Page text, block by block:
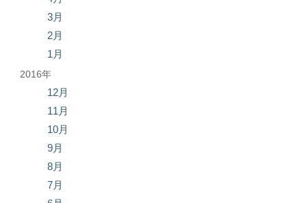
3月
2月
1月
2016年
12月
11月
10月
9月
8月
7月